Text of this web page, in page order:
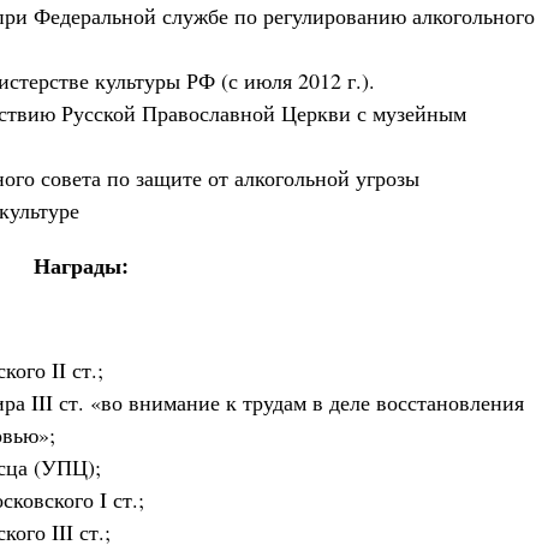
Федеральной службе по регулированию алкогольного
культуры РФ (с июля 2012 г.).
Русской Православной Церкви с музейным
совета по защите от алкогольной угрозы
Награды:
II ст.;
III ст. «во внимание к трудам в деле восстановления
(УПЦ);
I ст.;
III ст.;